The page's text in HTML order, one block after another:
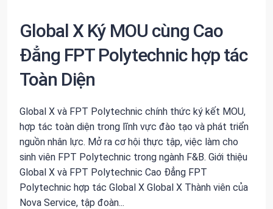
Global X Ký MOU cùng Cao
Đẳng FPT Polytechnic hợp tác
Toàn Diện
Global X và FPT Polytechnic chính thức ký kết MOU,
hợp tác toàn diện trong lĩnh vực đào tạo và phát triển
nguồn nhân lực. Mở ra cơ hội thực tập, việc làm cho
sinh viên FPT Polytechnic trong ngành F&B. Giới thiệu
Global X và FPT Polytechnic Cao Đẳng FPT
Polytechnic hợp tác Global X Global X Thành viên của
Nova Service, tập đoàn...